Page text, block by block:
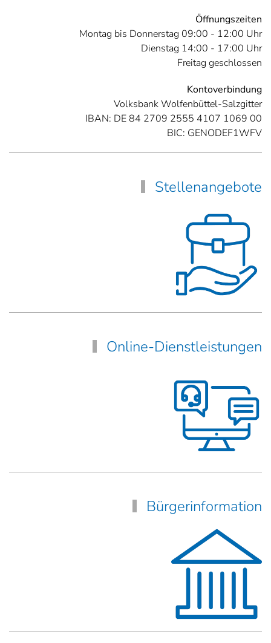
Öffnungszeiten
Montag bis Donnerstag 09:00 - 12:00 Uhr
Dienstag 14:00 - 17:00 Uhr
Freitag geschlossen
Kontoverbindung
Volksbank Wolfenbüttel-Salzgitter
IBAN: DE 84 2709 2555 4107 1069 00
BIC: GENODEF1WFV
Stellenangebote
Online-Dienstleistungen
Bürgerinformation